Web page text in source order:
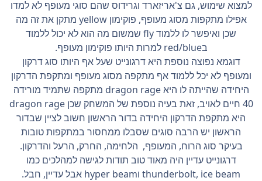
למצוא שימוש, גם צ'אריזארד וגרידוס שהם סוגי מעופף לא למדו
אפילו מתקפות מסוג מעופף, פוקימון yellow מתקן את זה מה
שכן ואיפשר לו ללמוד fly שמשום מה הוא לא יכול ללמוד
בred/blue למרות היותו פוקימון מעופף.
דוגמא נפוצה נוספת היא דרגונייט שעל אף היותו סוג דרקון
ומעופף לא יכל ללמוד אף מתקפה מסוג מעופף ומתקפת הדרקון
היחידה שהייתה לו היא dragon rage מתקפה שתמיד מורידה
40 חיים לאויב, זאת בעיה נוספת של המשחק שכן dragon rage
היא מתקפת הדרקון היחידה בדור הראשון חשוב לציין שבדור
הראשון יש הרבה סוגים שסבלו ממחסור במתקפות טובות
בעיקר סוג הרוח, המעופף, הלחימה, החרק, הרעל והדרקון.
דרגונייט עדיין היה מאוד טוב תודות לגישה למהלכים כמו
thunderbolt, ice beam וhyper beam אבל עדיין, חבל.